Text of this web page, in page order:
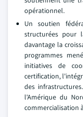
opérationnel.
Un soutien
structurées pour
davantage la
programmes
initiatives de
certification,
des
l'Amérique du
commercialisation